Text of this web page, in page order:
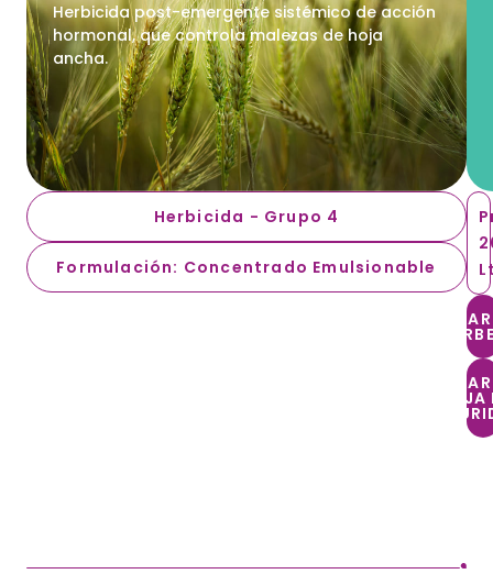
Herbicida post-emergente sistémico de acción
hormonal, que controla malezas de hoja
ancha.
Herbicida - Grupo 4
Formulación: Concentrado Emulsionable
HOJA